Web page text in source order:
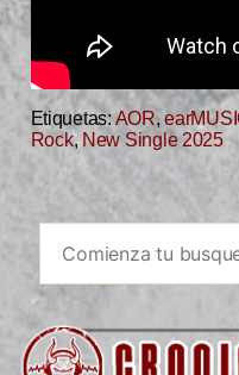
Etiquetas:AOR,
Rock, New Single 2025